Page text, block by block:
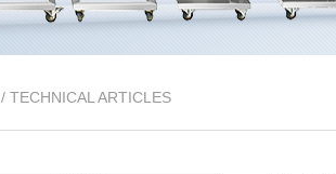
/ TECHNICAL ARTICLES